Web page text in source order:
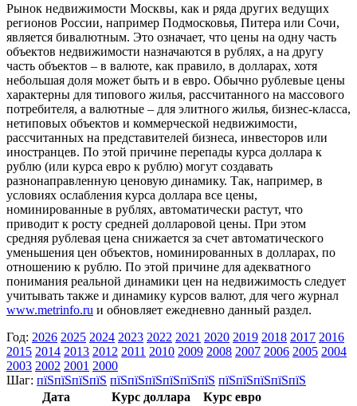
Рынок недвижимости Москвы, как и ряда других ведущих
регионов России, например Подмосковья, Питера или Сочи,
является бивалютным. Это означает, что цены на одну часть
объектов недвижимости назначаются в рублях, а на другу
часть объектов – в валюте, как правило, в долларах, хотя
небольшая доля может быть и в евро. Обычно рублевые цены
характерны для типового жилья, рассчитанного на массового
потребителя, а валютные – для элитного жилья, бизнес-класса,
нетиповых объектов и коммерческой недвижимости,
рассчитанных на представителей бизнеса, инвесторов или
иностранцев. По этой причине перепады курса доллара к
рублю (или курса евро к рублю) могут создавать
разнонаправленную ценовую динамику. Так, например, в
условиях ослабления курса доллара все цены,
номинированные в рублях, автоматически растут, что
приводит к росту средней долларовой цены. При этом
средняя рублевая цена снижается за счет автоматического
уменьшения цен объектов, номинированных в долларах, по
отношению к рублю. По этой причине для адекватного
понимания реальной динамики цен на недвижимость следует
учитывать также и динамику курсов валют, для чего журнал
www.metrinfo.ru и обновляет ежедневно данный раздел.
Год: 2026 2025 2024 2023 2022 2021 2020 2019 2018 2017 2016
2015 2014 2013 2012 2011 2010 2009 2008 2007 2006 2005 2004
2003 2002 2001 2000
Шаг: пїЅпїЅпїЅпїЅ пїЅпїЅпїЅпїЅпїЅпїЅ пїЅпїЅпїЅпїЅпїЅ
Дата
Курс доллара
Курс евро